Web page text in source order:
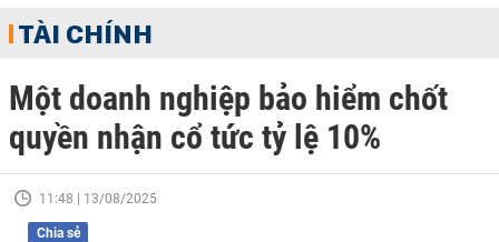
TÀI CHÍNH
Một doanh nghiệp bảo hiểm chốt
quyền nhận cổ tức tỷ lệ 10%
11:48 | 13/08/2025
Chia sẻ